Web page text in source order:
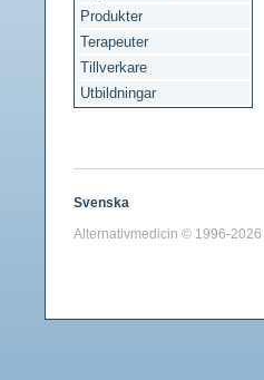
Produkter
Terapeuter
Tillverkare
Utbildningar
Svenska
Alternativmedicin © 1996-2026